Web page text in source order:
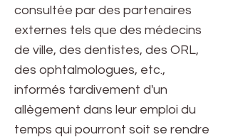
consultée par des partenaires
externes tels que des médecins
de ville, des dentistes, des ORL,
des ophtalmologues, etc.,
informés tardivement d'un
allègement dans leur emploi du
temps qui pourront soit se rendre